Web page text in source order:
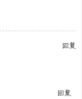
回复
回复